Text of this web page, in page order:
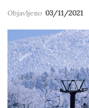
Objavljeno 03/11/2021